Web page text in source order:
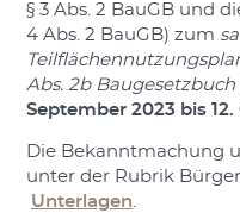
§ 3 Abs. 2 BauGB und
4 Abs. 2 BauGB) zum
Abs. 2b Baugesetzbuch
September 2023 bis
Die Bekanntmachung
unter der Rubrik
Unterlagen.